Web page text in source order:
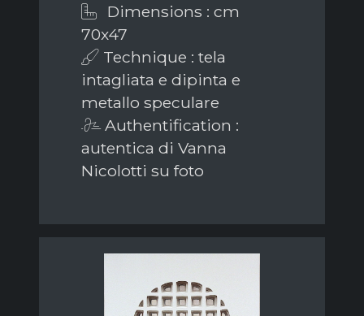
Dimensions : cm
70x47
Technique : tela
intagliata e dipinta e
metallo speculare
Authentification :
autentica di Vanna
Nicolotti su foto